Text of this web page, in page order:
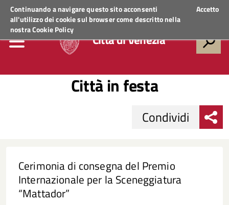
Continuando a navigare questo sito acconsenti
all'utilizzo dei cookie sul browser come descritto nella
nostraCookie Policy
Accetto
Regione VenetoACCEDI AI SERVIZI
Città di Venezia
Città in festa
Condividi
Cerimonia di consegna del Premio
Internazionale per la Sceneggiatura
“Mattador”